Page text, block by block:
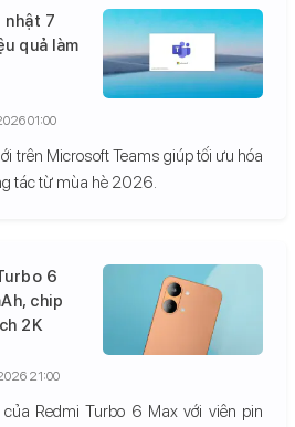
nhật 7
quả làm
trên Microsoft Teams giúp tối ưu hóa
tác từ mùa hè 2026.
01:00
6
chip
2K
Redmi Turbo 6 Max với viên pin
21:00